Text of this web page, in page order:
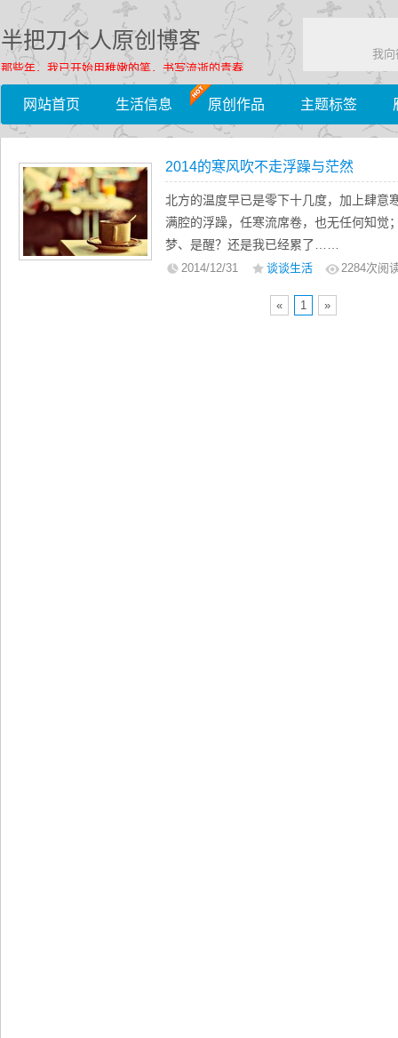
半把刀个人原创博客
那些年，我已开始用稚嫩的笔，书写流逝的青春……
我向
网站首页 生活信息 原创作品 主题标签
2014的寒风吹不走浮躁与茫然
北方的温度早已是零下十几度，加上肆意
满腔的浮躁，任寒流席卷，也无任何知觉
梦、是醒？还是我已经累了……
怀着2014年的最后几分钟，想着曾经的
2014/12/31 谈谈生活 2284次阅
« 1 »